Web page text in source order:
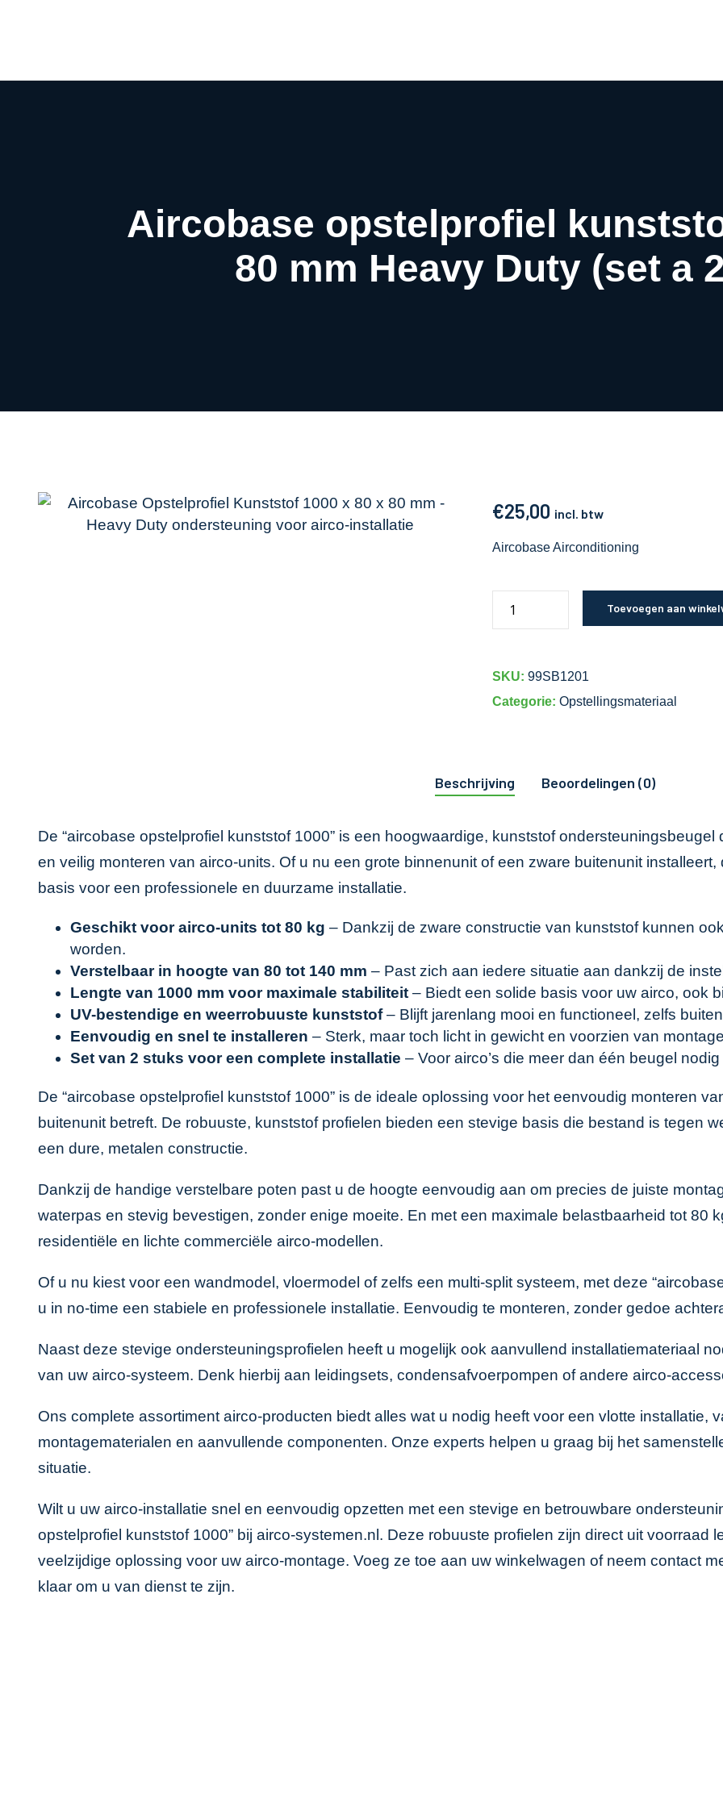
Airco informatiewijzer
Aircobase opstelprofiel
80 mm Heavy Duty (set a
€25,00 incl. btw
Aircobase Airconditioning
Toevoegen aan
SKU: 99SB1201
Categorie: Opstellingsmateriaal
Beschrijving Beoordelingen (0)
De “aircobase opstelprofiel kunststof 1000” is een hoogwaardige, kunststof
en veilig monteren van airco-units. Of u nu een grote binnenunit of een zware buitenunit
basis voor een professionele en duurzame installatie.
Geschikt voor airco-units tot 80 kg – Dankzij de zware constructie van kunststof kunnen
worden.
Verstelbaar in hoogte van 80 tot 140 mm – Past zich aan iedere situatie aan dankzij de
Lengte van 1000 mm voor maximale stabiliteit – Biedt een solide basis voor uw airco, ook
UV-bestendige en weerrobuuste kunststof– Blijft jarenlang mooi en functioneel, zelfs
Eenvoudig en snel te installeren – Sterk, maar toch licht in gewicht en voorzien van
Set van 2 stuks voor een complete installatie – Voor airco’s die meer dan één beugel
De “aircobase opstelprofiel kunststof 1000” is de ideale oplossing voor het eenvoudig monteren
buitenunit betreft. De robuuste, kunststof profielen bieden een stevige basis die bestand is tegen
een dure, metalen constructie.
Dankzij de handige verstelbare poten past u de hoogte eenvoudig aan om precies de juiste
waterpas en stevig bevestigen, zonder enige moeite. En met een maximale belastbaarheid tot 80
residentiële en lichte commerciële airco-modellen.
Of u nu kiest voor een wandmodel, vloermodel of zelfs een multi-split systeem, met deze
u in no-time een stabiele en professionele installatie. Eenvoudig te monteren, zonder gedoe
Naast deze stevige ondersteuningsprofielen heeft u mogelijk ook aanvullend installatiemateriaal
van uw airco-systeem. Denk hierbij aan leidingsets, condensafvoerpompen of andere airco-
Ons complete assortiment airco-producten biedt alles wat u nodig heeft voor een vlotte installatie,
montagematerialen en aanvullende componenten. Onze experts helpen u graag bij het
situatie.
Wilt u uw airco-installatie snel en eenvoudig opzetten met een stevige en betrouwbare
opstelprofiel kunststof 1000” bij airco-systemen.nl. Deze robuuste profielen zijn direct uit voorraad
veelzijdige oplossing voor uw airco-montage. Voeg ze toe aan uw winkelwagen of neem contact
klaar om u van dienst te zijn.